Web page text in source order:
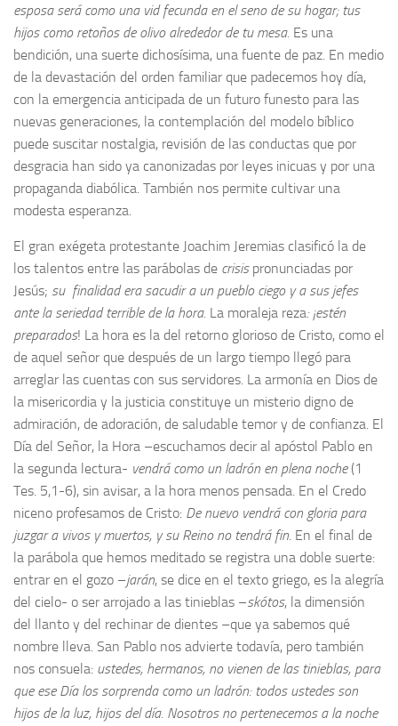
esposa será como una vid fecunda en el seno de su hogar; tus
hijos como retoños de olivo alrededor de tu mesa. Es una
bendición, una suerte dichosísima, una fuente de paz. En medio
de la devastación del orden familiar que padecemos hoy día,
con la emergencia anticipada de un futuro funesto para las
nuevas generaciones, la contemplación del modelo bíblico
puede suscitar nostalgia, revisión de las conductas que por
desgracia han sido ya canonizadas por leyes inicuas y por una
propaganda diabólica. También nos permite cultivar una
modesta esperanza.
El gran exégeta protestante Joachim Jeremias clasificó la de
los talentos entre las parábolas de crisispronunciadas por
Jesús; su finalidad era sacudir a un pueblo ciego y a sus jefes
ante la seriedad terrible de la hora. La moraleja reza: ¡estén
preparados! La hora es la del retorno glorioso de Cristo, como el
de aquel señor que después de un largo tiempo llegó para
arreglar las cuentas con sus servidores. La armonía en Dios de
la misericordia y la justicia constituye un misterio digno de
admiración, de adoración, de saludable temor y de confianza. El
Día del Señor, la Hora –escuchamos decir al apóstol Pablo en
la segunda lectura- vendrá como un ladrón en plena noche (1
Tes. 5,1-6), sin avisar, a la hora menos pensada. En el Credo
niceno profesamos de Cristo: De nuevo vendrá con gloria para
juzgar a vivos y muertos, y su Reino no tendrá fin. En el final de
la parábola que hemos meditado se registra una doble suerte:
entrar en el gozo –jarán, se dice en el texto griego, es la alegría
del cielo- o ser arrojado a las tinieblas –skótos, la dimensión
del llanto y del rechinar de dientes –que ya sabemos qué
nombre lleva. San Pablo nos advierte todavía, pero también
nos consuela: ustedes, hermanos, no vienen de las tinieblas, para
que ese Día los sorprenda como un ladrón: todos ustedes son
hijos de la luz, hijos del día. Nosotros no pertenecemos a la noche